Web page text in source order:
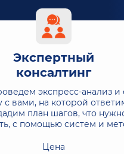
Экспертный
консалтинг
экспресс-анализ и
с вами, на которой
план шагов, что
с помощью систем и
Цена